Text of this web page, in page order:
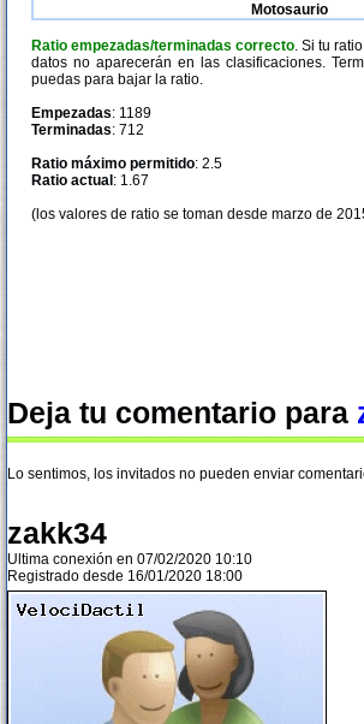
Motosaurio
Ratio empezadas/terminadas correcto. Si tu
datos no aparecerán en las clasificaciones.
puedas para bajar la ratio.
Empezadas: 1189
Terminadas: 712
Ratio máximo permitido: 2.5
Ratio actual : 1.67
(los valores de ratio se toman desde marzo de
Deja tu comentario para
Lo sentimos, los invitados no pueden enviar
zakk34
Ultima conexión en 07/02/2020 10:10
Registrado desde 16/01/2020 18:00